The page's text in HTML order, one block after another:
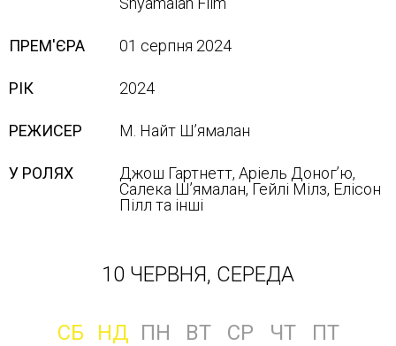
ПРЕМ'ЄРА 01 серпня 2024
РІК 2024
РЕЖИСЕР М. Найт Шʼямалан
У РОЛЯХ
Джош Гартнетт, Аріель Доногʼю,
Салека Шʼямалан, Гейлі Мілз, Елісон
Пілл та інші
10 ЧЕРВНЯ, СЕРЕДА
СБ НД ПН ВТ СР ЧТ
ПТ